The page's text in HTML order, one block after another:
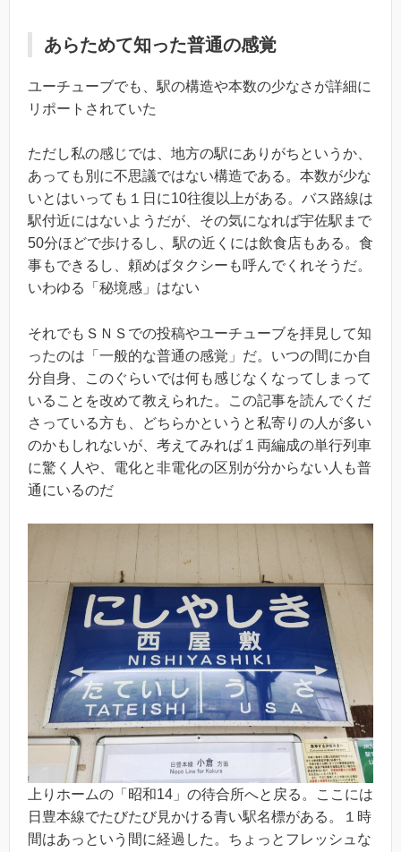
あらためて知った普通の感覚
ユーチューブでも、駅の構造や本数の少なさが詳細に
リポートされていた
ただし私の感じでは、地方の駅にありがちというか、
あっても別に不思議ではない構造である。本数が少な
いとはいっても１日に10往復以上がある。バス路線は
駅付近にはないようだが、その気になれば宇佐駅まで
50分ほどで歩けるし、駅の近くには飲食店もある。食
事もできるし、頼めばタクシーも呼んでくれそうだ。
いわゆる「秘境感」はない
それでもＳＮＳでの投稿やユーチューブを拝見して知
ったのは「一般的な普通の感覚」だ。いつの間にか自
分自身、このぐらいでは何も感じなくなってしまって
いることを改めて教えられた。この記事を読んでくだ
さっている方も、どちらかというと私寄りの人が多い
のかもしれないが、考えてみれば１両編成の単行列車
に驚く人や、電化と非電化の区別が分からない人も普
通にいるのだ
上りホームの「昭和14」の待合所へと戻る。ここには
日豊本線でたびたび見かける青い駅名標がある。１時
間はあっという間に経過した。ちょっとフレッシュな